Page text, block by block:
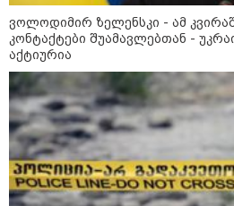
ვოლოდიმირ ზელენსკი - ამ
კონტაქტები შუამავლებთან -
აქტიურია